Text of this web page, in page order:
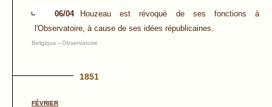
06/04
Houzeau est révoqué de ses fonctions à
l'Observatoire, à cause de ses idées républicaines.
Belgique - Observatoire
1851
FÉVRIER